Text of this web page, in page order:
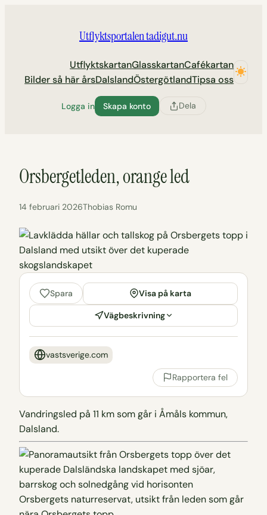
Utflyktsportalen tadigut.nu
UtflyktskartanGlasskartanCafékartan
Bilder så här årsDalslandÖstergötlandTipsa oss
Logga in Skapa konto Dela
Orsbergetleden, orange led
14 februari 2026Thobias Romu
Spara Visa på karta
Vägbeskrivning
vastsverige.com
Rapportera fel
Vandringsled på 11 km som går i Åmåls kommun,
Dalsland.
Orsbergets naturreservat, utsikt från leden som går